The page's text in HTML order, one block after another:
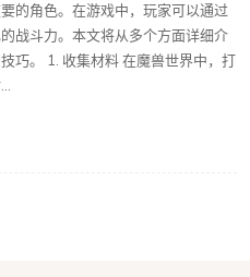
的角色。在游戏中，玩家可以通过
战斗力。本文将从多个方面详细介
巧。 1. 收集材料 在魔兽世界中，打